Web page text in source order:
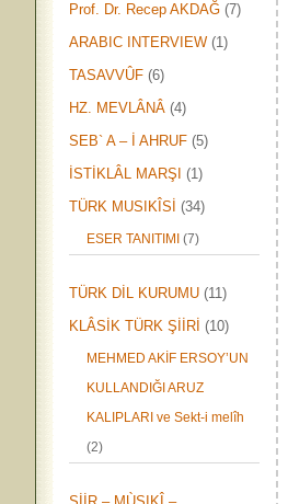
Prof. Dr. Recep AKDAĞ (7)
ARABIC INTERVIEW (1)
TASAVVÛF (6)
HZ. MEVLÂNÂ (4)
SEB` A – İ AHRUF (5)
İSTİKLÂL MARŞI (1)
TÜRK MUSIKÎSİ (34)
ESER TANITIMI (7)
TÜRK DİL KURUMU (11)
KLÂSİK TÜRK ŞİİRİ (10)
MEHMED AKİF ERSOY’UN
KULLANDIĞI ARUZ
KALIPLARI ve Sekt-i melîh
(2)